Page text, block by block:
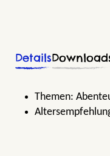
Details
Themen: